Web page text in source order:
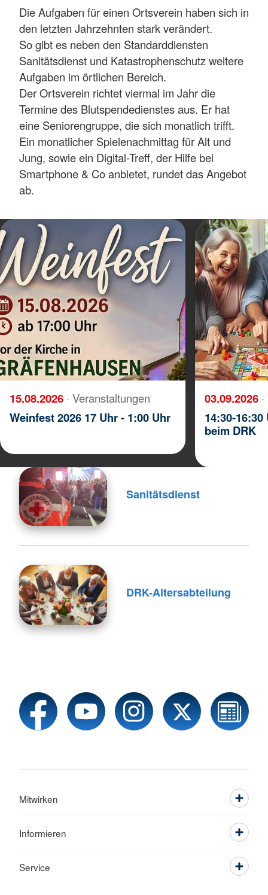
Die Aufgaben für einen Ortsverein haben sich in
den letzten Jahrzehnten stark verändert.
So gibt es neben den Standarddiensten
Sanitätsdienst und Katastrophenschutz weitere
Aufgaben im örtlichen Bereich.
Der Ortsverein richtet viermal im Jahr die
Termine des Blutspendedienstes aus. Er hat
eine Seniorengruppe, die sich monatlich trifft.
Ein monatlicher Spielenachmittag für Alt und
Jung, sowie ein Digital-Treff, der Hilfe bei
Smartphone & Co anbietet, rundet das Angebot
ab.
15.08.2026 · Veranstaltungen
Weinfest 2026 17 Uhr - 1:00 Uhr
03.09.2026
14:30-
beim DRK
Sanitätsdienst
DRK-Altersabteilung
Mitwirken
Informieren
Service